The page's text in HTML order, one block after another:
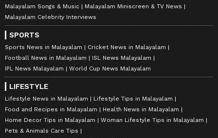
Malayalam Songs & Music
Malayalam Miniscreen & TV News
Malayalam Celebrity Interviews
SPORTS
Sports News in Malayalam
Cricket News in Malayalam
Football News in Malayalam
ISL News Malayalam
IPL News Malayalam
World Cup News Malayalam
LIFESTYLE
Lifestyle News in Malayalam
Lifestyle Tips in Malayalam
Food and Recipes in Malayalam
Health News in Malayalam
Home Decor Tips in Malayalam
Woman Lifestyle Tips in Malayalam
Pets & Animals Care Tips